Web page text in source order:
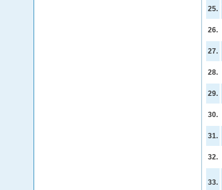
25.
26.
27.
28.
29.
30.
31.
32.
33.